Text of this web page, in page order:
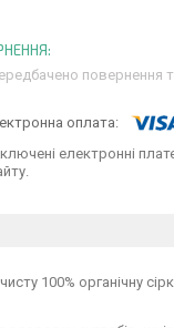
повернення
електронні
100% органічну